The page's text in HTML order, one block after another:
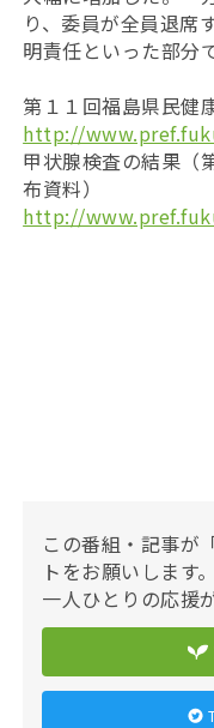
り、委員が全員退席
明責任といった部分
第１１回福島県民健
http://
甲状腺検査の結果（
布資料）
http://
この番組・記事が
トをお願いします。
一人ひとりの応援